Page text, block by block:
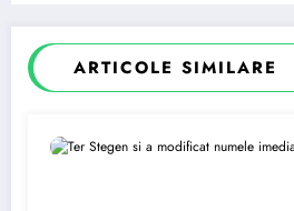
ARTICOLE SIMILARE